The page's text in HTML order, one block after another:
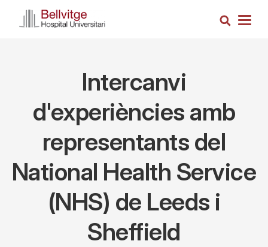
Cerca
Intercanvi
d'experiències amb
representants del
National Health Service
(NHS) de Leeds i
Sheffield